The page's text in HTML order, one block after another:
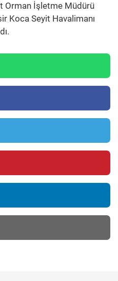
Orman İşletme Müdürü
Koca Seyit Havalimanı